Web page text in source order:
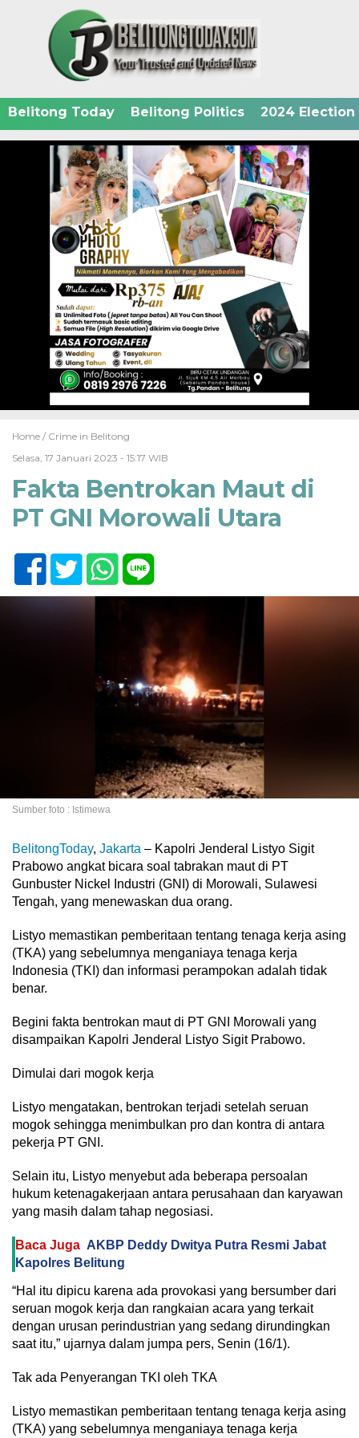
Belitong Today Belitong Politics 2024 Election
Home / Crime in Belitong
Selasa, 17 Januari 2023 - 15:17 WIB
Fakta Bentrokan Maut di
PT GNI Morowali Utara
Sumber foto : Istimewa
BelitongToday, Jakarta – Kapolri Jenderal Listyo Sigit
Prabowo angkat bicara soal tabrakan maut di PT
Gunbuster Nickel Industri (GNI) di Morowali, Sulawesi
Tengah, yang menewaskan dua orang.
Listyo memastikan pemberitaan tentang tenaga kerja asing
(TKA) yang sebelumnya menganiaya tenaga kerja
Indonesia (TKI) dan informasi perampokan adalah tidak
benar.
Begini fakta bentrokan maut di PT GNI Morowali yang
disampaikan Kapolri Jenderal Listyo Sigit Prabowo.
Dimulai dari mogok kerja
Listyo mengatakan, bentrokan terjadi setelah seruan
mogok sehingga menimbulkan pro dan kontra di antara
pekerja PT GNI.
Selain itu, Listyo menyebut ada beberapa persoalan
hukum ketenagakerjaan antara perusahaan dan karyawan
yang masih dalam tahap negosiasi.
Baca Juga AKBP Deddy Dwitya Putra Resmi Jabat
Kapolres Belitung
“Hal itu dipicu karena ada provokasi yang bersumber dari
seruan mogok kerja dan rangkaian acara yang terkait
dengan urusan perindustrian yang sedang dirundingkan
saat itu,” ujarnya dalam jumpa pers, Senin (16/1).
Tak ada Penyerangan TKI oleh TKA
Listyo memastikan pemberitaan tentang tenaga kerja asing
(TKA) yang sebelumnya menganiaya tenaga kerja